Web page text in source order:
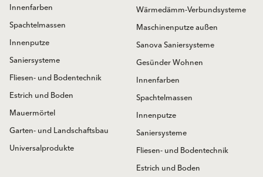
Innenfarben
Spachtelmassen
Innenputze
Saniersysteme
Fliesen- und Bodentechnik
Estrich und Boden
Mauermörtel
Garten- und Landschaftsbau
Universalprodukte
Wärmedämm-Verbundsysteme
Maschinenputze außen
Sanova Saniersysteme
Gesünder Wohnen
Innenfarben
Spachtelmassen
Innenputze
Saniersysteme
Fliesen- und Bodentechnik
Estrich und Boden